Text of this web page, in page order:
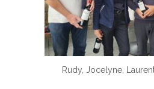
Rudy, Jocelyne,